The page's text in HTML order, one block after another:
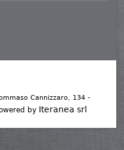
Cannizzaro, 134 -
by Iteranea srl